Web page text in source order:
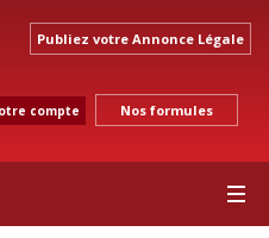
Publiez votre Annonce Légale
compte Nos formules